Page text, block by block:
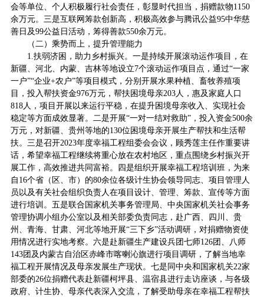
会等单位、个人积极履行社会责任，彰显时代担当，捐赠款物1150
余万元。三是互联网筹款创新高，积极高效参与腾讯公益95中华慈
善日及99公益日活动，筹得善款550余万元。
（二）乘势而上，提升管理能力
1.扶弱济困，助力乡村振兴。一是持续开展滚动运作项目，在
新疆、河北、内蒙、吉林等地设立7个滚动运作项目点，通过“一家
一户”“企业+农户”等项目模式，分别开展水果种植、畜牧养殖项
目，投入帮扶资金976万元，帮扶困境母亲203人，惠及家庭人口
818人，项目开展以来运行平稳，在提升困境母亲收入、实现社会
稳定等方面成效显著。二是开展“一对一结对救助”，投入资金500余
万元，对新疆、贵州等地的130位困境母亲开展生产帮扶和生活帮
扶。三是召开2023年度幸福工程组委会会议，顾秀莲主任作重要讲
话，希望幸福工程继续将重心放在农村地区，重点围绕乡村振兴开
展工作，高效推进共同富裕。四是组织开展幸福工程培训班，为来
自16个省（区、市）的80余位各级计生协会领导同志、项目管理人
员以及有关社会组织负责人在项目设计、管理、筹款、宣传等方面
进行培训。五是联合国家机关事务管理局、中央国家机关社会事务
管理协调小组办公室以及相关部委负责同志，赴广西、四川、贵
州、青海、甘肃、河北等地开展“三下乡”活动调研，对捐赠物资使
用情况进行实地考察。六是赴新疆生产建设兵团七师126团、八师
143团及内蒙古自治区赤峰市喀喇沁旗进行项目调研，了解当地幸
福工程开展情况及母亲发展生产现状。七是同中央和国家机关22家
部委的26位捐赠代表赴新疆柯坪县、温宿县进行走访座谈，与各级
政府、计生协、母亲代表深入交流，了解受助母亲在幸福工程帮扶